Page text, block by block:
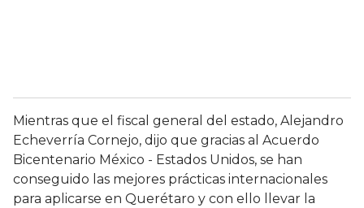
Mientras que el fiscal general del estado, Alejandro
Echeverría Cornejo, dijo que gracias al Acuerdo
Bicentenario México - Estados Unidos, se han
conseguido las mejores prácticas internacionales
para aplicarse en Querétaro y con ello llevar la